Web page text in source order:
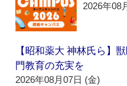
2026年08
【昭和薬大 神林氏ら】
門教育の充実を
2026年08月07日 (金)